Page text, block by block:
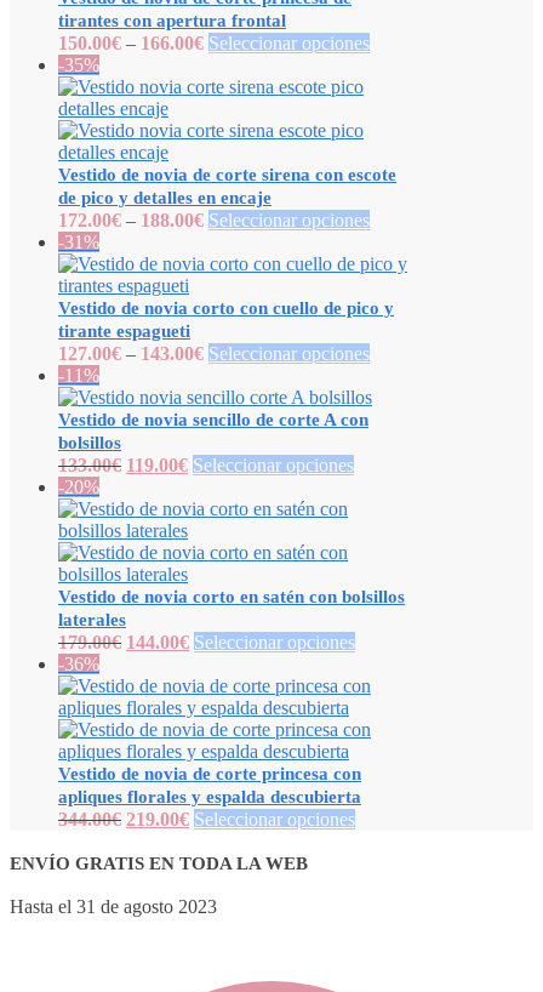
tirantes con apertura frontal
150.00€ – 166.00€ Seleccionar opciones
-35%
Vestido de novia de corte sirena con escote
de pico y detalles en encaje
172.00€ – 188.00€ Seleccionar opciones
-31%
Vestido de novia corto con cuello de pico y
tirante espagueti
127.00€ – 143.00€ Seleccionar opciones
-11%
Vestido de novia sencillo de corte A con
bolsillos
133.00€ 119.00€ Seleccionar opciones
-20%
Vestido de novia corto en satén con bolsillos
laterales
179.00€ 144.00€ Seleccionar opciones
-36%
Vestido de novia de corte princesa con
apliques florales y espalda descubierta
344.00€ 219.00€ Seleccionar opciones
ENVÍO GRATIS EN TODA LA WEB
Hasta el 31 de agosto 2023